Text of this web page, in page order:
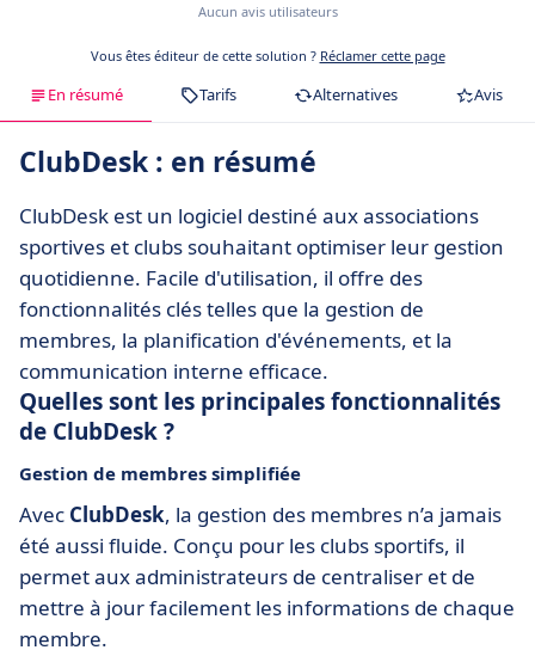
Aucun avis utilisateurs
Vous êtes éditeur de cette solution ? Réclamer cette page
En résumé Tarifs Alternatives Avis
ClubDesk : en résumé
ClubDesk est un logiciel destiné aux associations
sportives et clubs souhaitant optimiser leur gestion
quotidienne. Facile d'utilisation, il offre des
fonctionnalités clés telles que la gestion de
membres, la planification d'événements, et la
communication interne efficace.
Quelles sont les principales fonctionnalités
de ClubDesk ?
Gestion de membres simplifiée
Avec ClubDesk, la gestion des membres n’a jamais
été aussi fluide. Conçu pour les clubs sportifs, il
permet aux administrateurs de centraliser et de
mettre à jour facilement les informations de chaque
membre.